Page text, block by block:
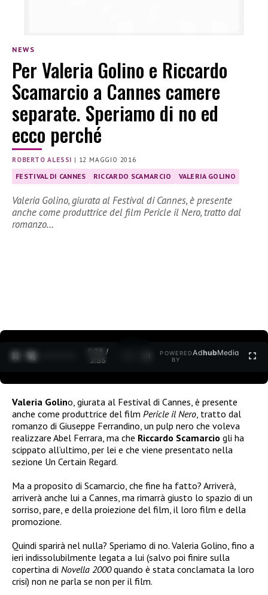
NEWS
Per Valeria Golino e Riccardo
Scamarcio a Cannes camere
separate. Speriamo di no ed
ecco perché
ROBERTO ALESSI | 12 MAGGIO 2016
FESTIVAL DI CANNES RICCARDO SCAMARCIO VALERIA GOLINO
Valeria Golino, giurata al Festival di Cannes, è presente
anche come produttrice del film Pericle il Nero, tratto dal
romanzo…
0:29 /
3:35
POWERED
BY
AdhubMedia
Valeria Golino, giurata al Festival di Cannes, è presente
anche come produttrice del film Pericle il Nero , tratto dal
romanzo di Giuseppe Ferrandino, un pulp nero che voleva
realizzare Abel Ferrara, ma che Riccardo Scamarcio gli ha
scippato all’ultimo, per lei e che viene presentato nella
sezione Un Certain Regard.
Ma a proposito di Scamarcio, che fine ha fatto? Arriverà,
arriverà anche lui a Cannes, ma rimarrà giusto lo spazio di un
sorriso, pare, e della proiezione del film, il loro film e della
promozione.
Quindi sparirà nel nulla? Speriamo di no. Valeria Golino, fino a
ieri indissolubilmente legata a lui (salvo poi finire sulla
copertina di Novella 2000quando è stata conclamata la loro
crisi) non ne parla se non per il film.